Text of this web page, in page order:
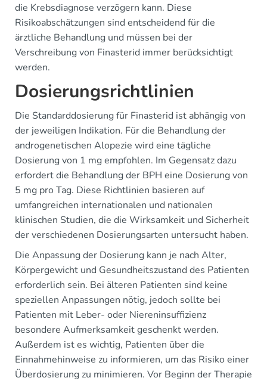
die Krebsdiagnose verzögern kann. Diese
Risikoabschätzungen sind entscheidend für die
ärztliche Behandlung und müssen bei der
Verschreibung von Finasterid immer berücksichtigt
werden.
Dosierungsrichtlinien
Die Standarddosierung für Finasterid ist abhängig von
der jeweiligen Indikation. Für die Behandlung der
androgenetischen Alopezie wird eine tägliche
Dosierung von 1 mg empfohlen. Im Gegensatz dazu
erfordert die Behandlung der BPH eine Dosierung von
5 mg pro Tag. Diese Richtlinien basieren auf
umfangreichen internationalen und nationalen
klinischen Studien, die die Wirksamkeit und Sicherheit
der verschiedenen Dosierungsarten untersucht haben.
Die Anpassung der Dosierung kann je nach Alter,
Körpergewicht und Gesundheitszustand des Patienten
erforderlich sein. Bei älteren Patienten sind keine
speziellen Anpassungen nötig, jedoch sollte bei
Patienten mit Leber- oder Niereninsuffizienz
besondere Aufmerksamkeit geschenkt werden.
Außerdem ist es wichtig, Patienten über die
Einnahmehinweise zu informieren, um das Risiko einer
Überdosierung zu minimieren. Vor Beginn der Therapie